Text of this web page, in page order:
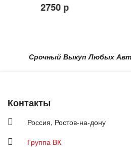
2750 р
Срочный Выкуп Любых
Контакты
Россия, Ростов-на-дону
Группа ВК